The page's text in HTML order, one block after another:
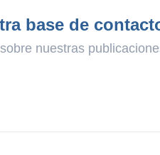
base de
nuestras